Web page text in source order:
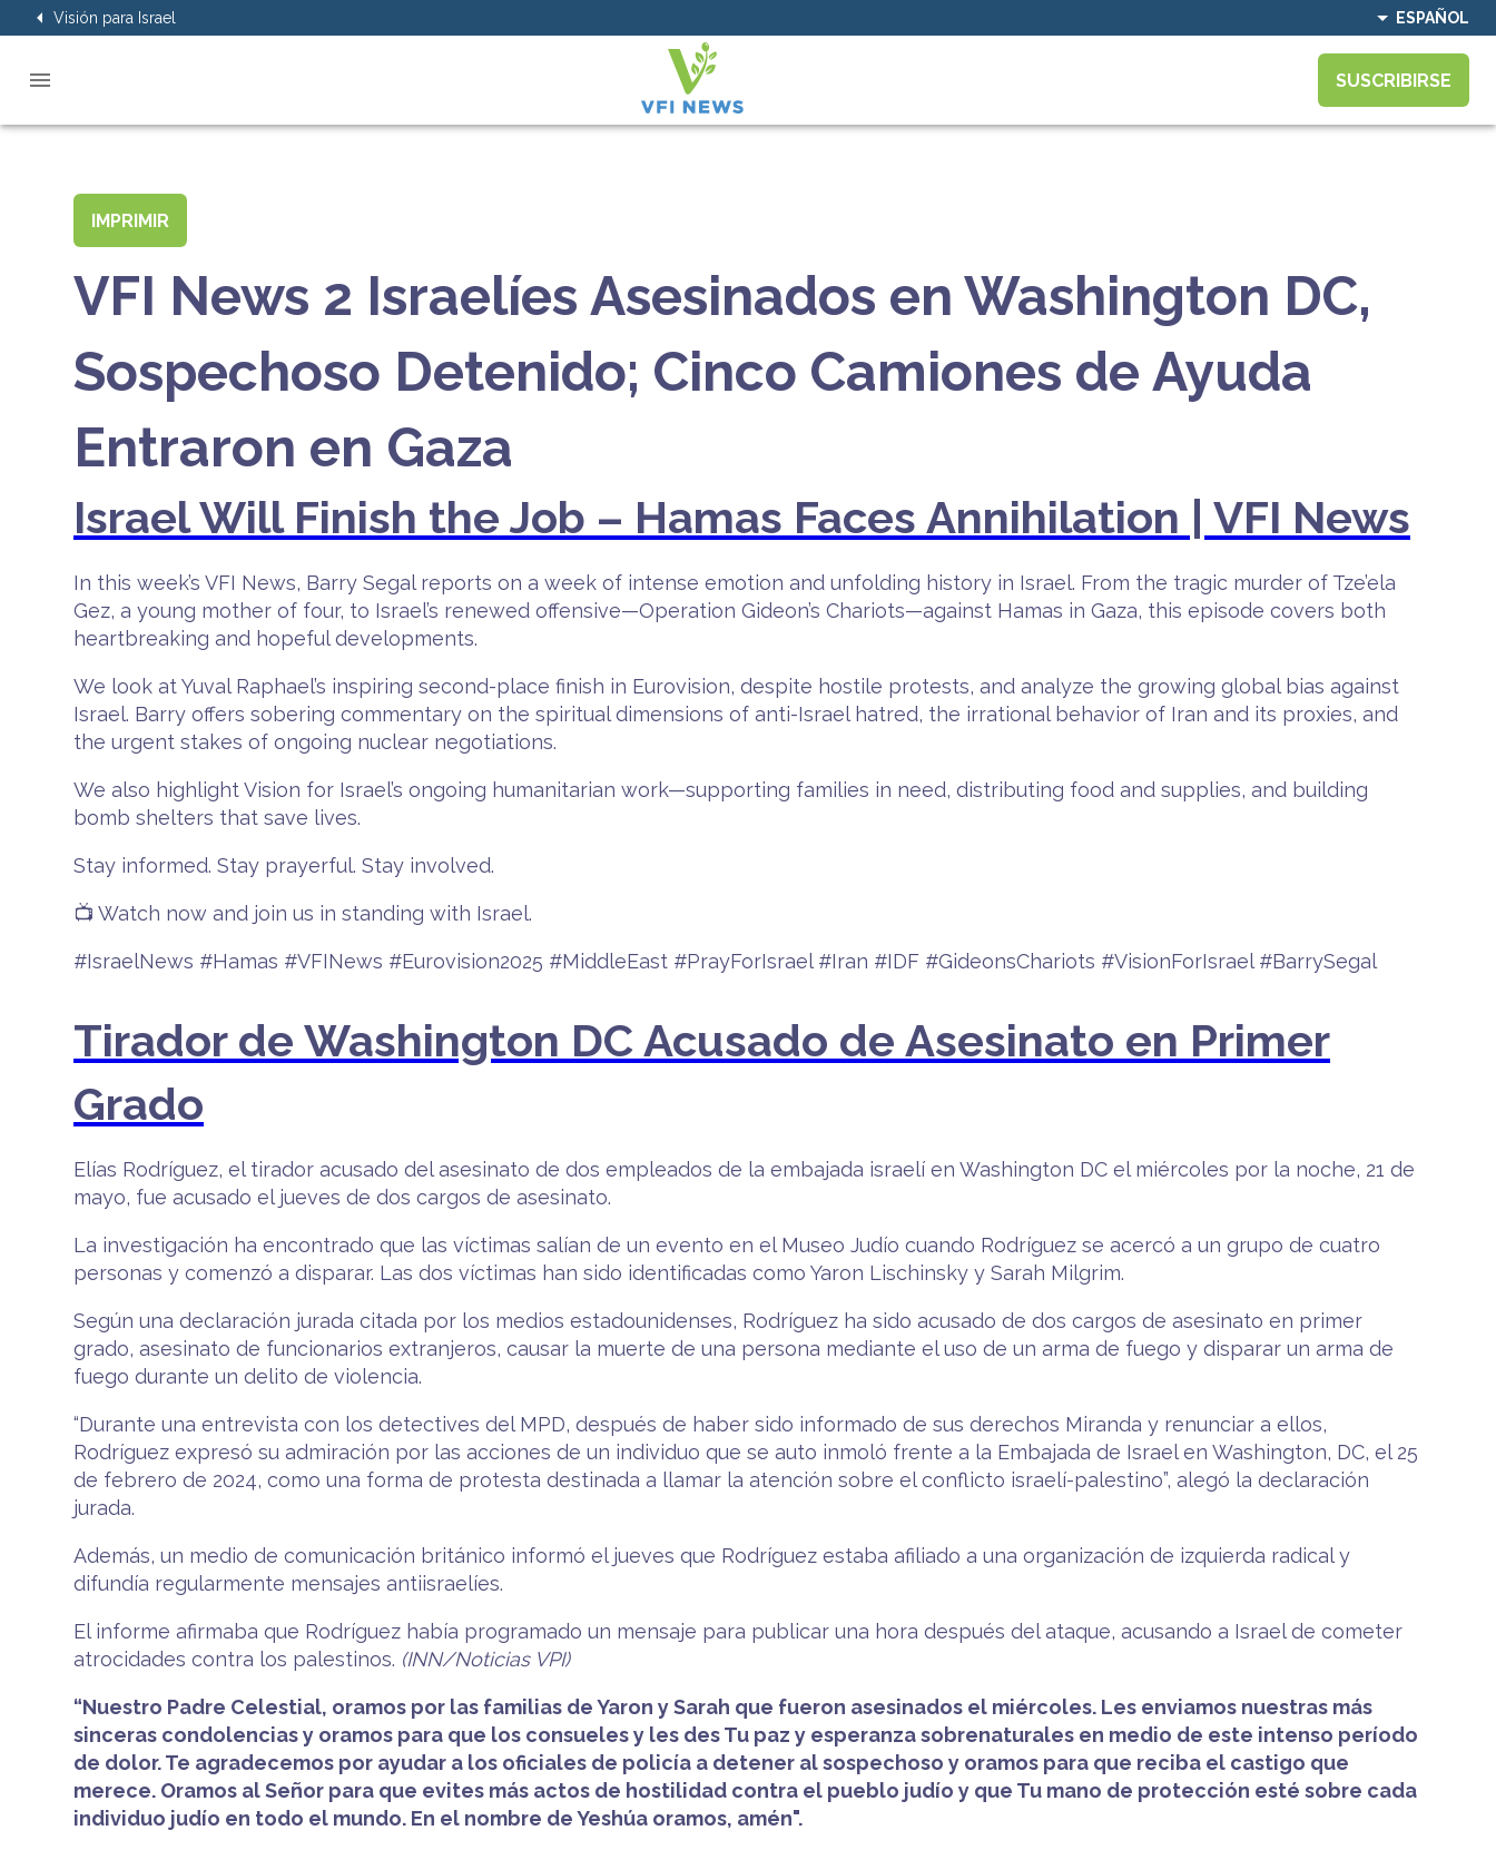
Visión para Israel ESPAÑOL
SUSCRIBIRSE
IMPRIMIR
VFI News 2 Israelíes Asesinados en Washington DC,
Sospechoso Detenido; Cinco Camiones de Ayuda
Entraron en Gaza
Israel Will Finish the Job – Hamas Faces Annihilation | VFI News
In this week’s VFI News, Barry Segal reports on a week of intense emotion and unfolding history in Israel. From the tragic murder of Tze’ela
Gez, a young mother of four, to Israel’s renewed offensive—Operation Gideon’s Chariots—against Hamas in Gaza, this episode covers both
heartbreaking and hopeful developments.
We look at Yuval Raphael’s inspiring second-place finish in Eurovision, despite hostile protests, and analyze the growing global bias against
Israel. Barry offers sobering commentary on the spiritual dimensions of anti-Israel hatred, the irrational behavior of Iran and its proxies, and
the urgent stakes of ongoing nuclear negotiations.
We also highlight Vision for Israel’s ongoing humanitarian work—supporting families in need, distributing food and supplies, and building
bomb shelters that save lives.
Stay informed. Stay prayerful. Stay involved.
📺 Watch now and join us in standing with Israel.
#IsraelNews #Hamas #VFINews #Eurovision2025 #MiddleEast #PrayForIsrael #Iran #IDF #GideonsChariots #VisionForIsrael #BarrySegal
Tirador de Washington DC Acusado de Asesinato en Primer
Grado
Elías Rodríguez, el tirador acusado del asesinato de dos empleados de la embajada israelí en Washington DC el miércoles por la noche, 21 de
mayo, fue acusado el jueves de dos cargos de asesinato.
La investigación ha encontrado que las víctimas salían de un evento en el Museo Judío cuando Rodríguez se acercó a un grupo de cuatro
personas y comenzó a disparar. Las dos víctimas han sido identificadas como Yaron Lischinsky y Sarah Milgrim.
Según una declaración jurada citada por los medios estadounidenses, Rodríguez ha sido acusado de dos cargos de asesinato en primer
grado, asesinato de funcionarios extranjeros, causar la muerte de una persona mediante el uso de un arma de fuego y disparar un arma de
fuego durante un delito de violencia.
“Durante una entrevista con los detectives del MPD, después de haber sido informado de sus derechos Miranda y renunciar a ellos,
Rodríguez expresó su admiración por las acciones de un individuo que se auto inmoló frente a la Embajada de Israel en Washington, DC, el 25
de febrero de 2024, como una forma de protesta destinada a llamar la atención sobre el conflicto israelí-palestino”, alegó la declaración
jurada.
Además, un medio de comunicación británico informó el jueves que Rodríguez estaba afiliado a una organización de izquierda radical y
difundía regularmente mensajes antiisraelíes.
El informe afirmaba que Rodríguez había programado un mensaje para publicar una hora después del ataque, acusando a Israel de cometer
atrocidades contra los palestinos. (INN/Noticias VPI)
“Nuestro Padre Celestial, oramos por las familias de Yaron y Sarah que fueron asesinados el miércoles. Les enviamos nuestras más
sinceras condolencias y oramos para que los consueles y les des Tu paz y esperanza sobrenaturales en medio de este intenso período
de dolor. Te agradecemos por ayudar a los oficiales de policía a detener al sospechoso y oramos para que reciba el castigo que
merece. Oramos al Señor para que evites más actos de hostilidad contra el pueblo judío y que Tu mano de protección esté sobre cada
individuo judío en todo el mundo. En el nombre de Yeshúa oramos, amén".